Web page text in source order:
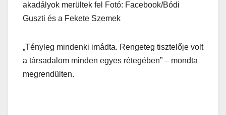
akadályok merültek fel Fotó: Facebook/Bódi
Guszti és a Fekete Szemek
„Tényleg mindenki imádta. Rengeteg tisztelője volt
a társadalom minden egyes rétegében” – mondta
megrendülten.